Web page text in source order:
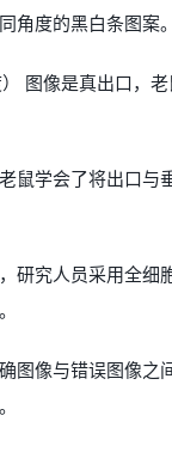
角度的黑白条图案。
图像是真出口，
鼠学会了将出口与
研究人员采用全细
图像与错误图像之